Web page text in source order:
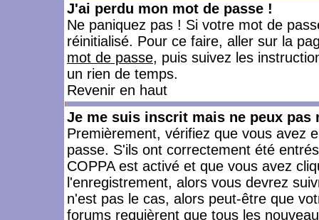
J'ai perdu mon mot de passe !
Ne paniquez pas ! Si votre mot de
réinitialisé. Pour ce faire, aller sur la
mot de passe, puis suivez les
un rien de temps.
Revenir en haut
Je me suis inscrit mais ne peux pas
Premièrement, vérifiez que vous avez
passe. S'ils ont correctement été
COPPA est activé et que vous avez
l'enregistrement, alors vous devrez
n'est pas le cas, alors peut-être que
forums requièrent que tous les